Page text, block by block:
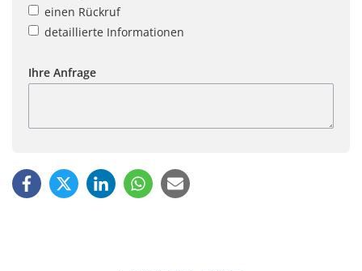
einen Rückruf
detaillierte Informationen
Ihre Anfrage